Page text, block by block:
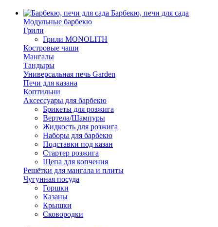
Барбекю, печи для сада
Модульные барбекю
Грили
Грили MONOLITH
Костровые чаши
Мангалы
Тандыры
Универсальная печь Garden
Печи для казана
Коптильни
Аксессуары для барбекю
Брикеты для розжига
Вертела/Шампуры
Жидкость для розжига
Наборы для барбекю
Подставки под казан
Стартер розжига
Щепа для копчения
Решётки для мангала и плиты
Чугунная посуда
Горшки
Казаны
Крышки
Сковородки